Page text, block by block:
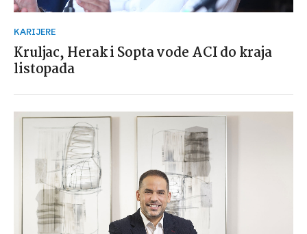
KARIJERE
Kruljac, Herak i Sopta vode ACI do kraja
listopada